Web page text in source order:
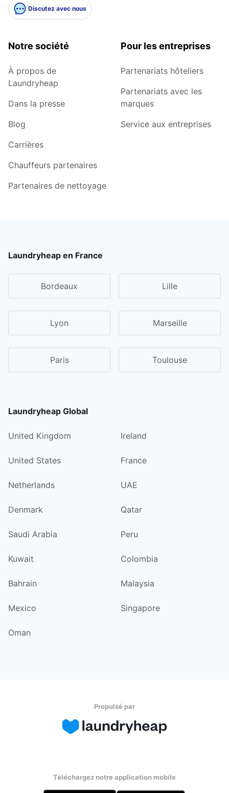
Discutez avec nous
Notre société
À propos de
Laundryheap
Dans la presse
Blog
Carrières
Chauffeurs partenaires
Partenaires de nettoyage
Pour les entreprises
Partenariats hôteliers
Partenariats avec les
marques
Service aux entreprises
Laundryheap en France
Bordeaux Lille
Lyon Marseille
Paris Toulouse
Laundryheap Global
United Kingdom Ireland
United States France
Netherlands UAE
Denmark Qatar
Saudi Arabia Peru
Kuwait Colombia
Bahrain Malaysia
Mexico Singapore
Oman
Propulsé par
Téléchargez notre application mobile